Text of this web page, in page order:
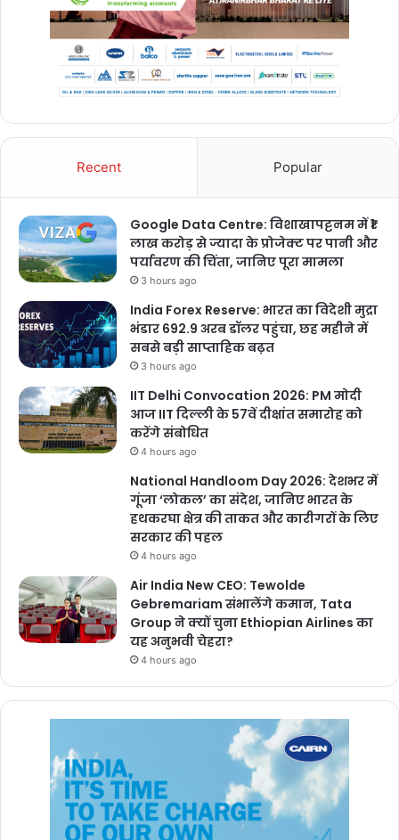
Recent Popular
Google Data Centre: विशाखापट्टनम में ₹1
लाख करोड़ से ज्यादा के प्रोजेक्ट पर पानी और
पर्यावरण की चिंता, जानिए पूरा मामला
3 hours ago
India Forex Reserve: भारत का विदेशी मुद्रा
भंडार 692.9 अरब डॉलर पहुंचा, छह महीने में
सबसे बड़ी साप्ताहिक बढ़त
3 hours ago
IIT Delhi Convocation 2026: PM मोदी
आज IIT दिल्ली के 57वें दीक्षांत समारोह को
करेंगे संबोधित
4 hours ago
National Handloom Day 2026: देशभर में
गूंजा ‘लोकल’ का संदेश, जानिए भारत के
हथकरघा क्षेत्र की ताकत और कारीगरों के लिए
सरकार की पहल
4 hours ago
Air India New CEO: Tewolde
Gebremariam संभालेंगे कमान, Tata
Group ने क्यों चुना Ethiopian Airlines का
यह अनुभवी चेहरा?
4 hours ago